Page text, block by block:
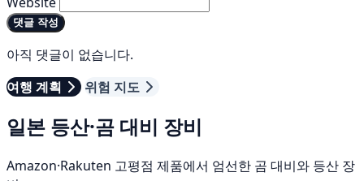
댓글 작성
아직 댓글이 없습니다.
여행 계획
위험 지도
일본 등산·곰 대비 장비
Amazon·Rakuten 고평점 제품에서 엄선한 곰 대비와 등산 장